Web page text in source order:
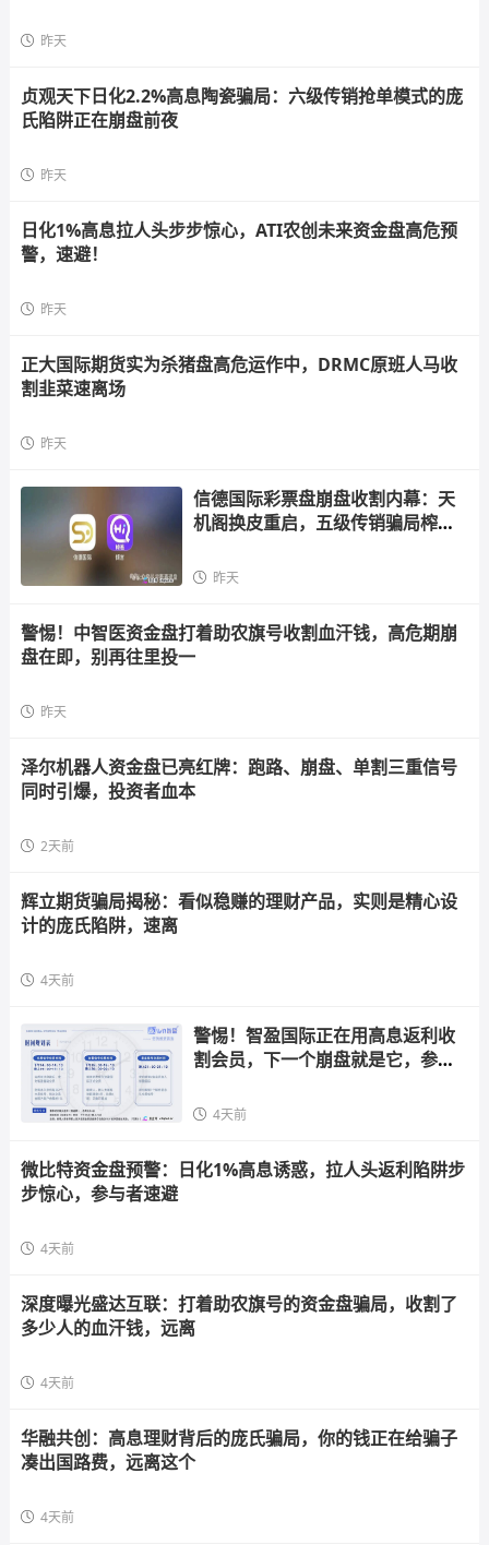
昨天
贞观天下日化2.2%高息陶瓷骗局：六级传销抢单模式的庞
氏陷阱正在崩盘前夜
昨天
日化1%高息拉人头步步惊心，ATI农创未来资金盘高危预
警，速避！
昨天
正大国际期货实为杀猪盘高危运作中，DRMC原班人马收
割韭菜速离场
昨天
信德国际彩票盘崩盘收割内幕：天
机阁换皮重启，五级传销骗局榨干
昨天
警惕！中智医资金盘打着助农旗号收割血汗钱，高危期崩
盘在即，别再往里投一
昨天
泽尔机器人资金盘已亮红牌：跑路、崩盘、单割三重信号
同时引爆，投资者血本
2天前
辉立期货骗局揭秘：看似稳赚的理财产品，实则是精心设
计的庞氏陷阱，速离
4天前
警惕！智盈国际正在用高息返利收
割会员，下一个崩盘就是它，参与
4天前
微比特资金盘预警：日化1%高息诱惑，拉人头返利陷阱步
步惊心，参与者速避
4天前
深度曝光盛达互联：打着助农旗号的资金盘骗局，收割了
多少人的血汗钱，远离
4天前
华融共创：高息理财背后的庞氏骗局，你的钱正在给骗子
凑出国路费，远离这个
4天前